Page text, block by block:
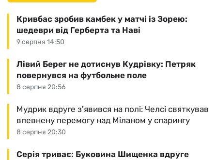
9 серпня 14:50
Кривбас зробив камбек у матчі із Зорею:
шедеври від Герберта та Наві
8 серпня 20:56
Лівий Берег не дотиснув Кудрівку: Петряк
повернувся на футбольне поле
8 серпня 20:30
Мудрик вдруге з'явився на полі: Челсі святкував
впевнену перемогу над Міланом у спарингу
Серія триває: Буковина Шищенка вдруге